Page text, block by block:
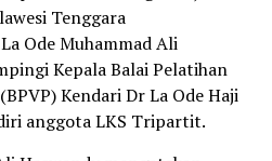
Tenggara
Ode Muhammad Ali
Kepala Balai Pelatihan
Kendari Dr La Ode Haji
anggota LKS Tripartit.